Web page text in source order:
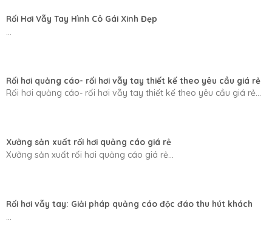
Rối Hơi Vẫy Tay Hình Cô Gái Xinh Đẹp
Rối hơi quảng cáo- rối hơi vẫy tay thiết kế theo yêu cầu giá rẻ
Rối hơi quảng cáo- rối hơi vẫy tay thiết kế theo yêu cầu giá rẻ...
Xưởng sản xuất rối hơi quảng cáo giá rẻ
Xưởng sản xuất rối hơi quảng cáo giá rẻ...
Rối hơi vẫy tay: Giải pháp quảng cáo độc đáo thu hút khách